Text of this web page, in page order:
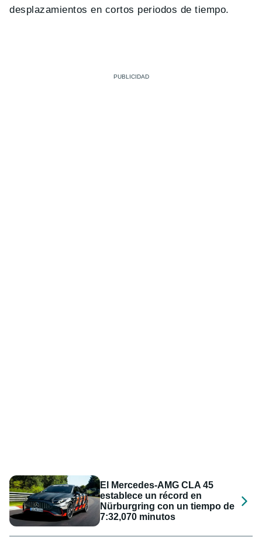
desplazamientos en cortos periodos de tiempo.
El Mercedes-AMG CLA 45
establece un récord en
Nürburgring con un tiempo de
7:32,070 minutos